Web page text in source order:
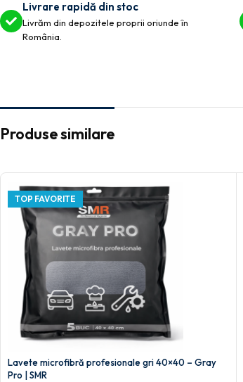
Livrare rapidă din stoc
Livrăm din depozitele proprii oriunde în
România.
Produse similare
TOP FAVORITE
Lavete microfibră profesionale gri 40×40 – Gray
Pro | SMR